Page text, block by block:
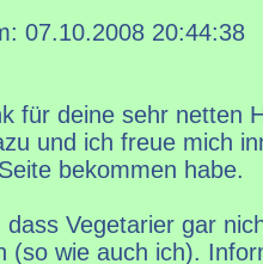
07.10.2008 20:44:38
für deine sehr netten
und ich freue mich
bekommen habe.
Vegetarier gar
(so wie auch ich).